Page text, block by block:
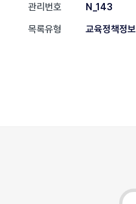
관리번호
N_143
목록유형
교육정책정보